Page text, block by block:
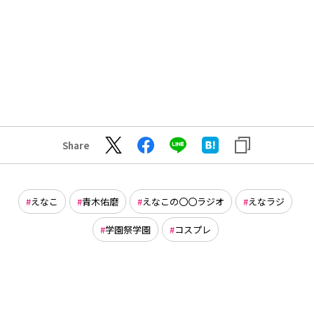
Share
えなこ 青木佑磨 えなこの〇〇ラジオ えなラジ
学園祭学園 コスプレ